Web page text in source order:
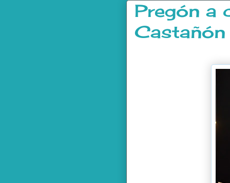
Pregón a
Castañón